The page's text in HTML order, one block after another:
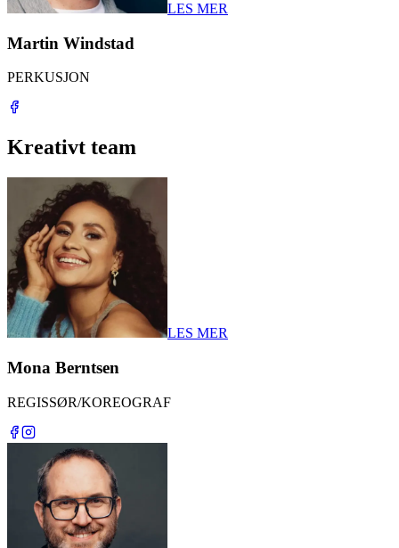
LES MER
Martin Windstad
PERKUSJON
Kreativt team
LES MER
Mona Berntsen
REGISSØR/KOREOGRAF